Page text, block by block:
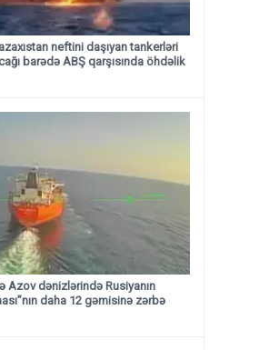
neftini daşıyan tankerləri
barədə ABŞ qarşısında öhdəlik
Azov dənizlərində Rusiyanın
daha 12 gəmisinə zərbə